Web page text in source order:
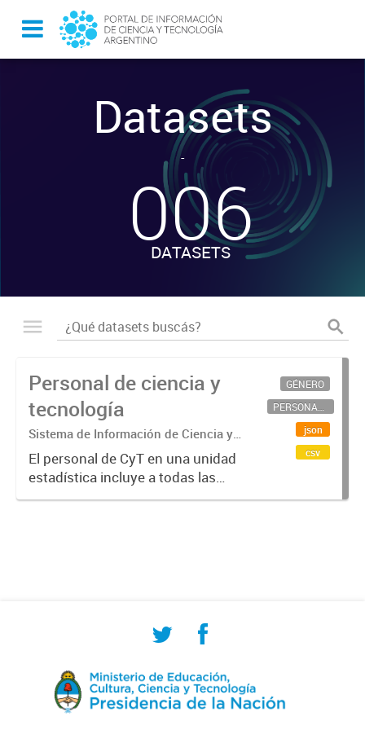
Datasets
-
006
DATASETS
Personal de ciencia y
tecnología
Sistema de Información de Ciencia y
Tecnología Argentino (SICYTAR)
El personal de CyT en una unidad
estadística incluye a todas las
personas involucradas
GÉNERO
PERSONAL CIENTÍFICO-TECNOLÓGICO
json
csv